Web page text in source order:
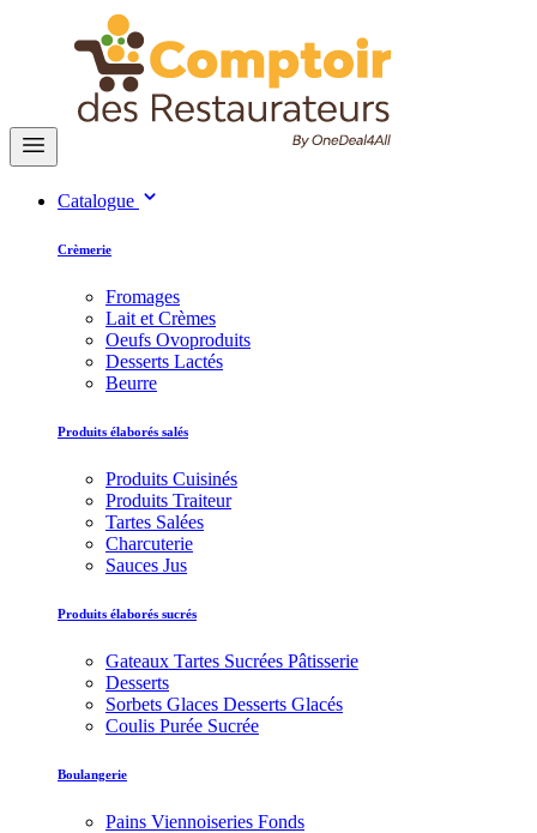
Catalogue
Crèmerie
Fromages
Lait et Crèmes
Oeufs Ovoproduits
Desserts Lactés
Beurre
Produits élaborés salés
Produits Cuisinés
Produits Traiteur
Tartes Salées
Charcuterie
Sauces Jus
Produits élaborés sucrés
Gateaux Tartes Sucrées Pâtisserie
Desserts
Sorbets Glaces Desserts Glacés
Coulis Purée Sucrée
Boulangerie
Pains Viennoiseries Fonds